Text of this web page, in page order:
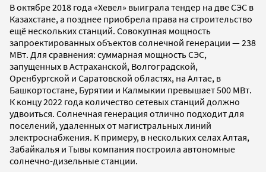
В октябре 2018 года «Хевел» выиграла тендер на две СЭС в
Казахстане, а позднее приобрела права на строительство
ещё нескольких станций. Совокупная мощность
запроектированных объектов солнечной генерации — 238
МВт. Для сравнения: суммарная мощность СЭС,
запущенных в Астраханской, Волгоградской,
Оренбургской и Саратовской областях, на Алтае, в
Башкортостане, Бурятии и Калмыкии превышает 500 МВт.
К концу 2022 года количество сетевых станций должно
удвоиться. Солнечная генерация отлично подходит для
поселений, удаленных от магистральных линий
электроснабжения. К примеру, в нескольких селах Алтая,
Забайкалья и Тывы компания построила автономные
солнечно-дизельные станции.